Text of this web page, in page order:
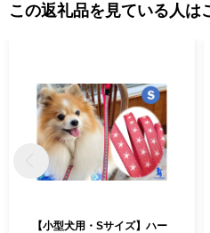
この返礼品を見ている人は
【小型犬用・Sサイズ】ハー